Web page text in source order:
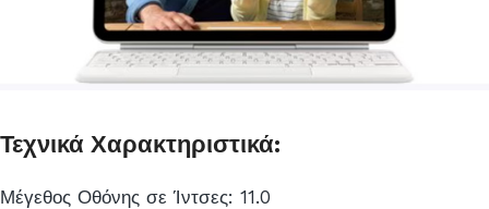
Τεχνικά Χαρακτηριστικά:
Μέγεθος Οθόνης σε Ίντσες: 11.0